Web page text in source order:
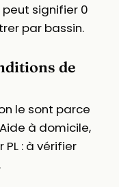
peut signifier 0
par bassin.
de
le sont parce
à domicile,
: à vérifier